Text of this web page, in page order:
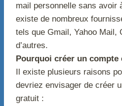
mail personnelle sans avoir
existe de nombreux
tels que Gmail, Yahoo Mail,
d’autres.
Pourquoi créer un
Il existe plusieurs raisons
devriez envisager de créer
gratuit :